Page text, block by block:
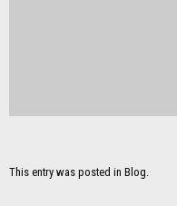
This entry was posted in Blog.